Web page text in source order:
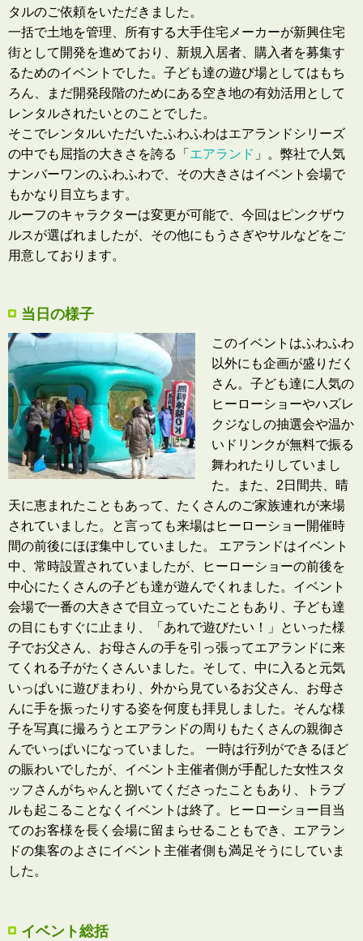
タルのご依頼をいただきました。
一括で土地を管理、所有する大手住宅メーカーが新興住宅
街として開発を進めており、新規入居者、購入者を募集す
るためのイベントでした。子ども達の遊び場としてはもち
ろん、まだ開発段階のためにある空き地の有効活用として
レンタルされたいとのことでした。
そこでレンタルいただいたふわふわはエアランドシリーズ
の中でも屈指の大きさを誇る「 エアランド 」。弊社で人気
ナンバーワンのふわふわで、その大きさはイベント会場で
もかなり目立ちます。
ルーフのキャラクターは変更が可能で、今回はピンクザウ
ルスが選ばれましたが、その他にもうさぎやサルなどをご
用意しております。
当日の様子
このイベン トはふわふわ
以外にも企画が盛りだく
さん。子ども達に人気の
ヒーローショーやハズレ
クジなしの抽選会や温か
いドリンクが無料で振る
舞われたりしていまし
た。また、2日間共、晴
天に恵まれたこともあって、たくさんのご家族連れが来場
されていました。と言っても来場はヒーローショー開催時
間の前後にほぼ集中していました。 エアランドはイベント
中、常時設置されていましたが、ヒーローショーの前後を
中心にたくさんの子ども達が遊んでくれました。イベント
会場で一番の大きさで目立っていたこともあり、子ども達
の目にもすぐに止まり、「あれで遊びたい！」といった様
子でお父さん、お母さんの手を引っ張ってエアランドに来
てくれる子がたくさんいました。そして、中に入ると元気
いっぱいに遊びまわり、外から見ているお父さん、お母さ
んに手を振ったりする姿を何度も拝見しました。そんな様
子を写真に撮ろうとエアランドの周りもたくさんの親御さ
んでいっぱいになっていました。 一時は行列ができるほど
の賑わいでしたが、イベント主催者側が手配した女性スタ
ッフさんがちゃんと捌いてくださったこともあり、トラブ
ルも起こることなくイベントは終了。ヒーローショー目当
てのお客様を長く会場に留まらせることもでき、エアラン
ドの集客のよさにイベント主催者側も満足そうにしていま
した。
イベント総括